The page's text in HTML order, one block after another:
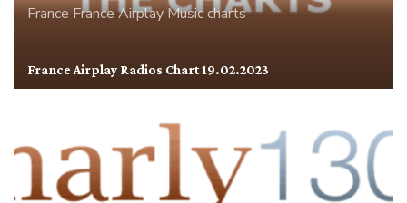
FranceFrance AirplayMusic charts
France Airplay Radios Chart 19.02.2023